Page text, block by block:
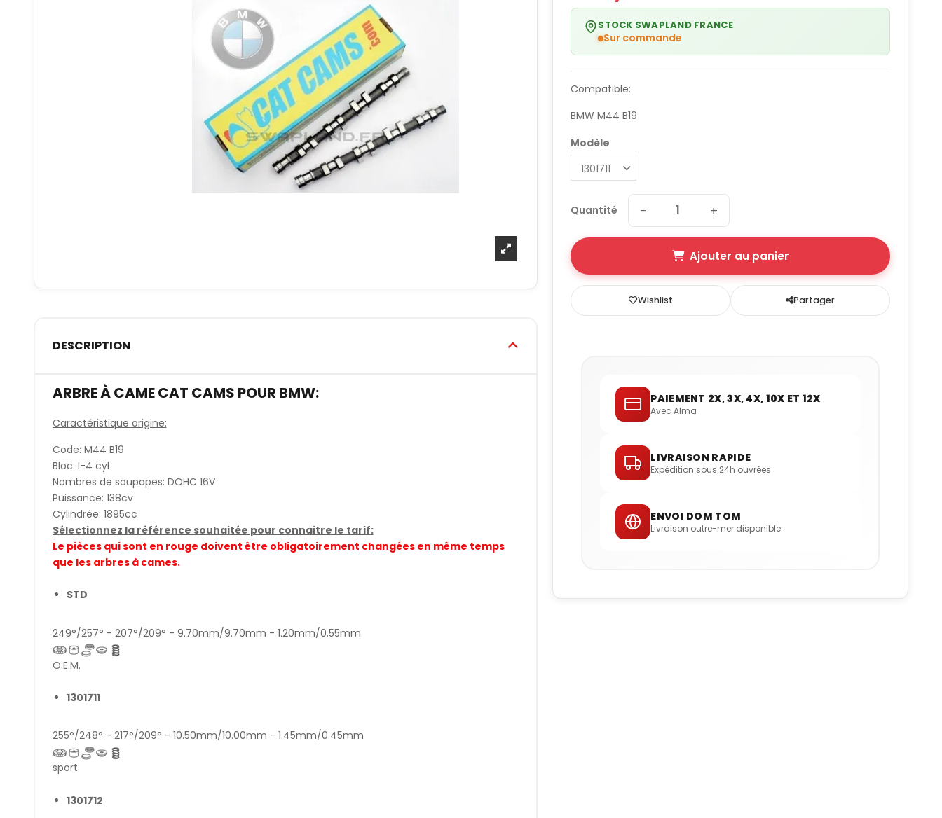
DESCRIPTION
ARBRE À CAME CAT CAMS POUR BMW:
Caractéristique origine:
Code: M44 B19
Bloc: I-4 cyl
Nombres de soupapes: DOHC 16V
Puissance: 138cv
Cylindrée: 1895cc
Sélectionnez la référence souhaitée pour connaitre le tarif:
Le pièces qui sont en rouge doivent être obligatoirement changées en même temps
que les arbres à cames.
STD
249°/257° - 207°/209° - 9.70mm/9.70mm - 1.20mm/0.55mm
O.E.M.
1301711
255°/248° - 217°/209° - 10.50mm/10.00mm - 1.45mm/0.45mm
sport
1301712
STOCK SWAPLAND FRANCE
Sur commande
Compatible:
BMW M44 B19
Modèle
Quantité − +
Ajouter au panier
Wishlist Partager
PAIEMENT 2X, 3X, 4X, 10X ET 12X
Avec Alma
LIVRAISON RAPIDE
Expédition sous 24h ouvrées
ENVOI DOM TOM
Livraison outre-mer disponible